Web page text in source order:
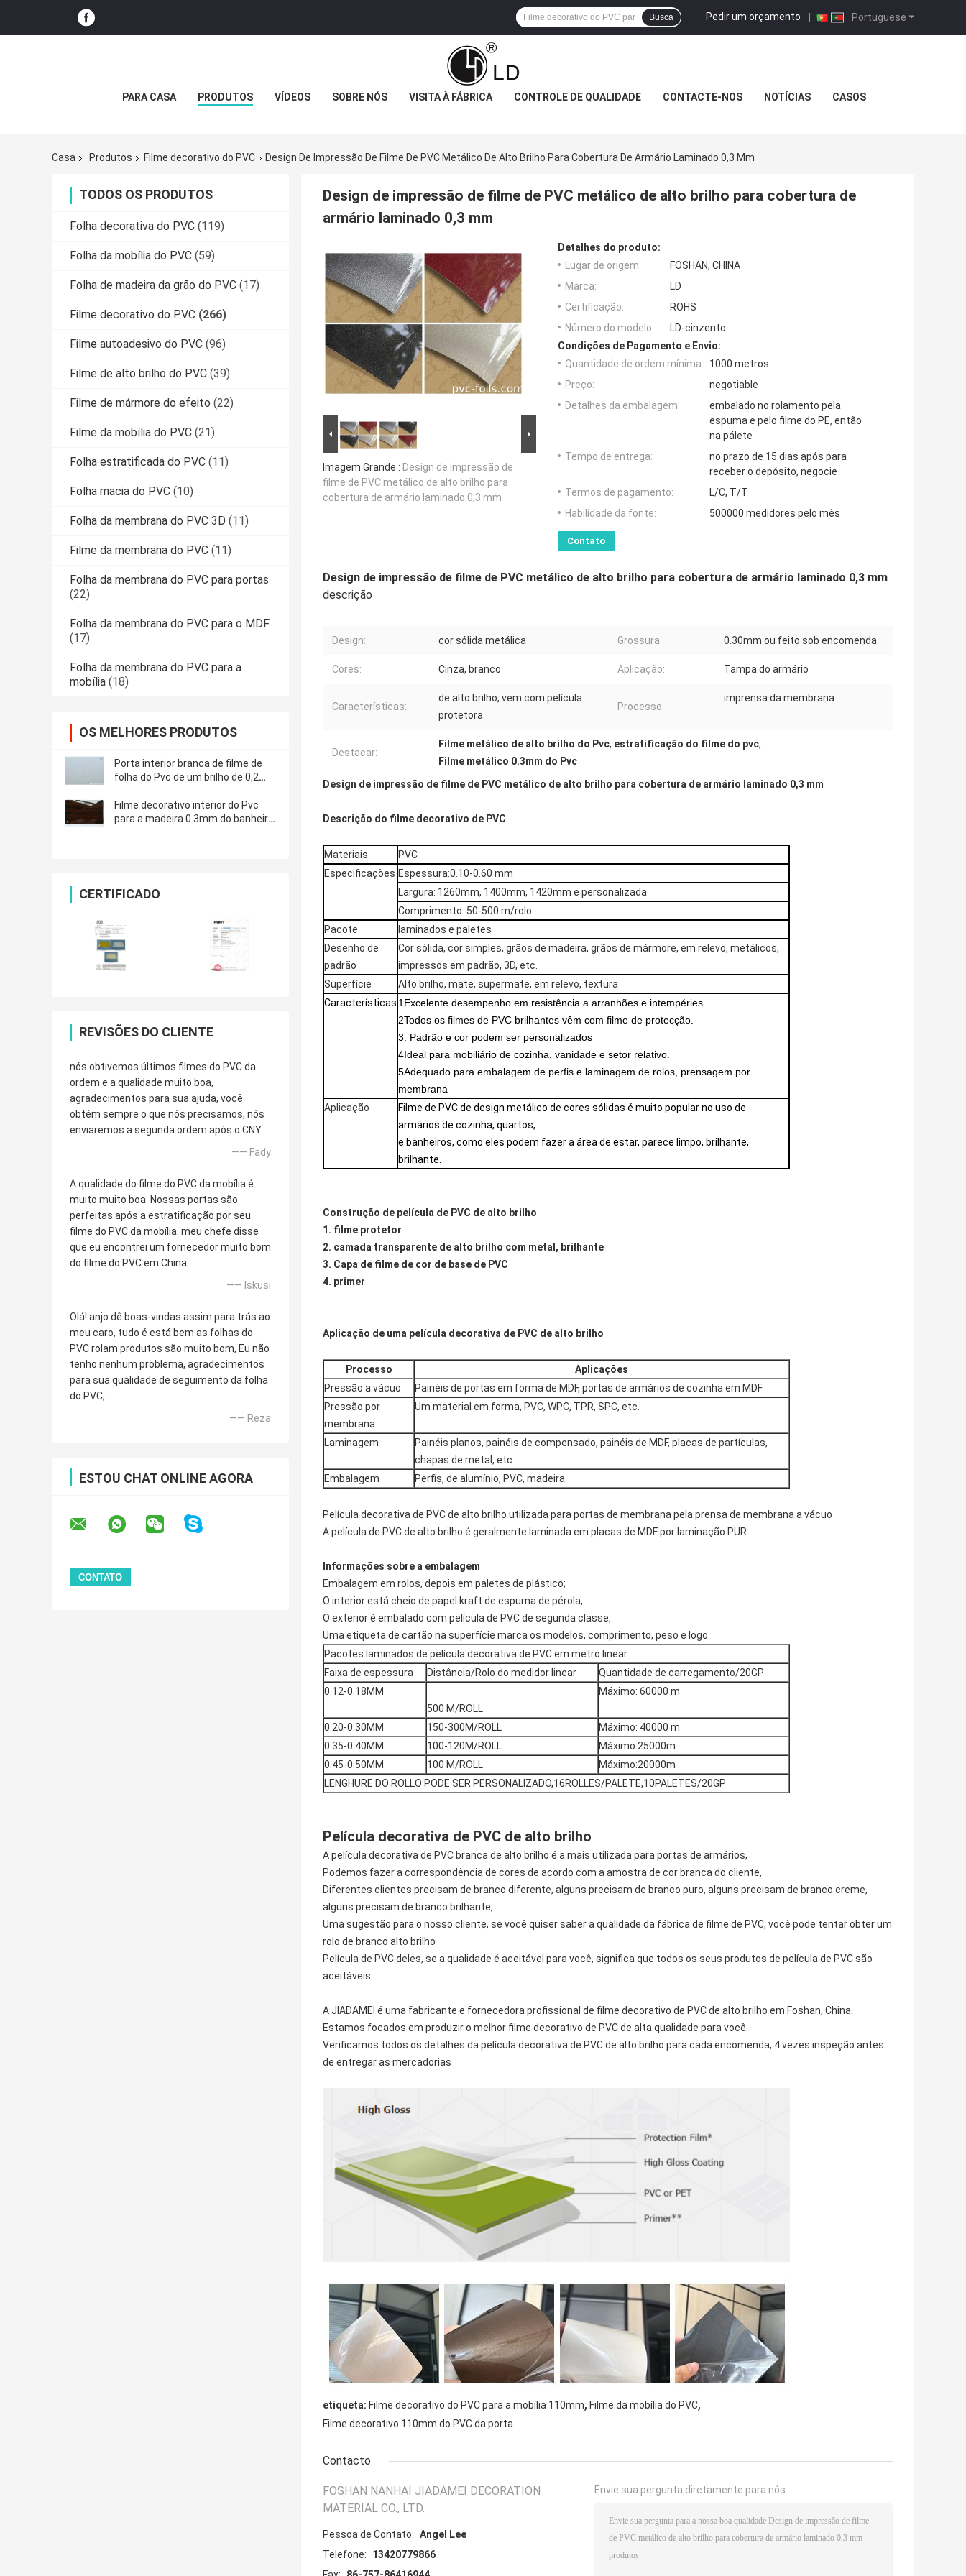
Portuguese
Pedir um orçamento |
Busca
PARA CASA PRODUTOS VÍDEOS SOBRE NÓS VISITA À FÁBRICA CONTROLE DE QUALIDADE CONTACTE-NOS NOTÍCIAS CASOS
Casa Produtos Filme decorativo do PVC Design De Impressão De Filme De PVC Metálico De Alto Brilho Para Cobertura De Armário Laminado 0,3 Mm
TODOS OS PRODUTOS
Folha decorativa do PVC (119)
Folha da mobília do PVC (59)
Folha de madeira da grão do PVC (17)
Filme decorativo do PVC (266)
Filme autoadesivo do PVC (96)
Filme de alto brilho do PVC (39)
Filme de mármore do efeito (22)
Filme da mobília do PVC (21)
Folha estratificada do PVC (11)
Folha macia do PVC (10)
Folha da membrana do PVC 3D (11)
Filme da membrana do PVC (11)
Folha da membrana do PVC para portas
(22)
Folha da membrana do PVC para o MDF
(17)
Folha da membrana do PVC para a
mobília (18)
OS MELHORES PRODUTOS
Porta interior branca de filme de
folha do Pvc de um brilho de 0,2
Filme decorativo interior do Pvc
para a madeira 0.3mm do banheiro
CERTIFICADO
REVISÕES DO CLIENTE
nós obtivemos últimos filmes do PVC da
ordem e a qualidade muito boa,
agradecimentos para sua ajuda, você
obtém sempre o que nós precisamos, nós
enviaremos a segunda ordem após o CNY
—— Fady
A qualidade do filme do PVC da mobília é
muito muito boa. Nossas portas são
perfeitas após a estratificação por seu
filme do PVC da mobília. meu chefe disse
que eu encontrei um fornecedor muito bom
do filme do PVC em China
—— Iskusi
Olá! anjo dê boas-vindas assim para trás ao
meu caro, tudo é está bem as folhas do
PVC rolam produtos são muito bom, Eu não
tenho nenhum problema, agradecimentos
para sua qualidade de seguimento da folha
do PVC,
—— Reza
ESTOU CHAT ONLINE AGORA
Design de impressão de filme de PVC metálico de alto brilho para cobertura de
armário laminado 0,3 mm
Imagem Grande : Design de impressão de
filme de PVC metálico de alto brilho para
cobertura de armário laminado 0,3 mm
Detalhes do produto:
Lugar de origem:
FOSHAN, CHINA
Marca:
LD
Certificação:
ROHS
Número do modelo:
LD-cinzento
Condições de Pagamento e Envio:
Quantidade de ordem mínima:
1000 metros
Preço:
negotiable
Detalhes da embalagem:
embalado no rolamento pela
espuma e pelo filme do PE, então
na pálete
Tempo de entrega:
no prazo de 15 dias após para
receber o depósito, negocie
Termos de pagamento:
L/C, T/T
Habilidade da fonte:
500000 medidores pelo mês
Contato
Design de impressão de filme de PVC metálico de alto brilho para cobertura de armário laminado 0,3 mm
descrição
Design: cor sólida metálica Grossura: 0.30mm ou feito sob encomenda
Cores: Cinza, branco Aplicação: Tampa do armário
Características:
de alto brilho, vem com película
protetora
Processo:
imprensa da membrana
Destacar:
Filme metálico de alto brilho do Pvc, estratificação do filme do pvc,
Filme metálico 0.3mm do Pvc
Design de impressão de filme de PVC metálico de alto brilho para cobertura de armário laminado 0,3 mm
Descrição do filme decorativo de PVC
Materiais
PVC
Especificações Espessura:0.10-0.60 mm
Largura: 1260mm, 1400mm, 1420mm e personalizada
Comprimento: 50-500 m/rolo
Pacote
laminados e paletes
Desenho de
padrão
Cor sólida, cor simples, grãos de madeira, grãos de mármore, em relevo, metálicos,
impressos em padrão, 3D, etc.
Superfície
Alto brilho, mate, supermate, em relevo, textura
Características 1Excelente desempenho em resistência a arranhões e intempéries
2Todos os filmes de PVC brilhantes vêm com filme de protecção.
3. Padrão e cor podem ser personalizados
4Ideal para mobiliário de cozinha, vanidade e setor relativo.
5Adequado para embalagem de perfis e laminagem de rolos, prensagem por
membrana
Aplicação
Filme de PVC de design metálico de cores sólidas é muito popular no uso de
armários de cozinha, quartos,
e banheiros, como eles podem fazer a área de estar, parece limpo, brilhante,
brilhante.
Construção de película de PVC de alto brilho
1. filme protetor
2. camada transparente de alto brilho com metal, brilhante
3. Capa de filme de cor de base de PVC
4. primer
Aplicação de uma película decorativa de PVC de alto brilho
Processo
Aplicações
Pressão a vácuo
Painéis de portas em forma de MDF, portas de armários de cozinha em MDF
Pressão por
membrana
Um material em forma, PVC, WPC, TPR, SPC, etc.
Laminagem
Painéis planos, painéis de compensado, painéis de MDF, placas de partículas,
chapas de metal, etc.
Embalagem
Perfis, de alumínio, PVC, madeira
Película decorativa de PVC de alto brilho utilizada para portas de membrana pela prensa de membrana a vácuo
A película de PVC de alto brilho é geralmente laminada em placas de MDF por laminação PUR
Informações sobre a embalagem
Embalagem em rolos, depois em paletes de plástico;
O interior está cheio de papel kraft de espuma de pérola,
O exterior é embalado com película de PVC de segunda classe,
Uma etiqueta de cartão na superfície marca os modelos, comprimento, peso e logo.
Pacotes laminados de película decorativa de PVC em metro linear
Faixa de espessura
Distância/Rolo do medidor linear
Quantidade de carregamento/20GP
0.12-0.18MM
500 M/ROLL
Máximo: 60000 m
0.20-0.30MM 150-300M/ROLL
Máximo: 40000 m
0.35-0.40MM
100-120M/ROLL
Máximo:25000m
0.45-0.50MM
100 M/ROLL
Máximo:20000m
LENGHURE DO ROLLO PODE SER PERSONALIZADO,16ROLLES/PALETE,10PALETES/20GP
Película decorativa de PVC de alto brilho
A película decorativa de PVC branca de alto brilho é a mais utilizada para portas de armários,
Podemos fazer a correspondência de cores de acordo com a amostra de cor branca do cliente,
Diferentes clientes precisam de branco diferente, alguns precisam de branco puro, alguns precisam de branco creme,
alguns precisam de branco brilhante,
Uma sugestão para o nosso cliente, se você quiser saber a qualidade da fábrica de filme de PVC, você pode tentar obter um
rolo de branco alto brilho
Película de PVC deles, se a qualidade é aceitável para você, significa que todos os seus produtos de película de PVC são
aceitáveis.
A JIADAMEI é uma fabricante e fornecedora profissional de filme decorativo de PVC de alto brilho em Foshan, China.
Estamos focados em produzir o melhor filme decorativo de PVC de alta qualidade para você.
Verificamos todos os detalhes da película decorativa de PVC de alto brilho para cada encomenda, 4 vezes inspeção antes
de entregar as mercadorias
etiqueta: Filme decorativo do PVC para a mobília 110mm, Filme da mobília do PVC,
Filme decorativo 110mm do PVC da porta
Contacto
FOSHAN NANHAI JIADAMEI DECORATION
MATERIAL CO., LTD.
Pessoa de Contato: Angel Lee
Telefone:
13420779866
Envie sua pergunta diretamente para nós